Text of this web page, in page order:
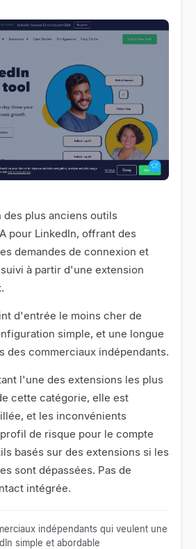
des plus anciens outils
pour LinkedIn, offrant des
demandes de connexion et
à partir d'une extension
d'entrée le moins cher de
simple, et une longue
des commerciaux indépendants.
l'une des extensions les plus
cette catégorie, elle est
et les inconvénients
de risque pour le compte
basés sur des extensions si les
sont dépassées. Pas de
intégrée.
indépendants qui veulent une
simple et abordable